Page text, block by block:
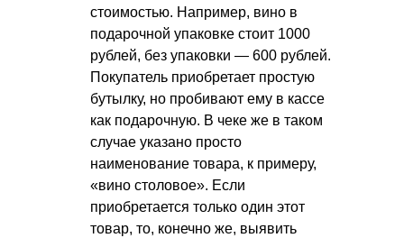
стоимостью. Например, вино в
подарочной упаковке стоит 1000
рублей, без упаковки — 600 рублей.
Покупатель приобретает простую
бутылку, но пробивают ему в кассе
как подарочную. В чеке же в таком
случае указано просто
наименование товара, к примеру,
«вино столовое». Если
приобретается только один этот
товар, то, конечно же, выявить